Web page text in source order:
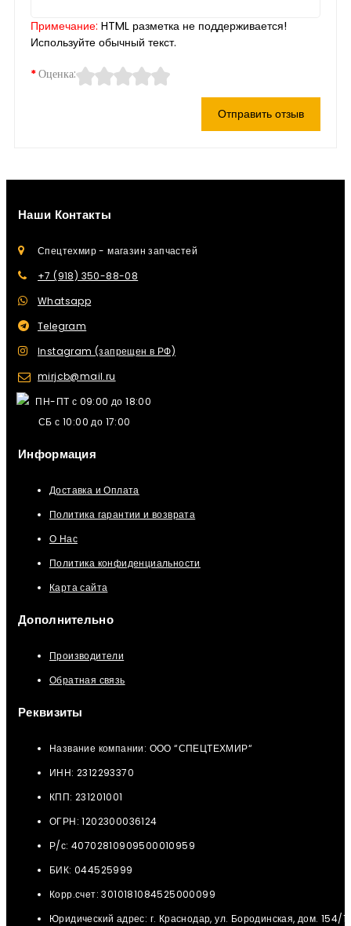
Примечание: HTML разметка не поддерживается!
Используйте обычный текст.
Оценка:
Отправить отзыв
Наши Контакты
Спецтехмир - магазин запчастей
+7 (918) 350-88-08
Whatsapp
Telegram
Instagram (запрещен в РФ)
mirjcb@mail.ru
ПН-ПТ с 09:00 до 18:00
СБ с 10:00 до 17:00
Информация
Доставка и Оплата
Политика гарантии и возврата
О Нас
Политика конфиденциальности
Карта сайта
Дополнительно
Производители
Обратная связь
Реквизиты
Название компании: ООО “СПЕЦТЕХМИР“
ИНН: 2312293370
КПП: 231201001
ОГРН: 1202300036124
Р/с: 40702810909500010959
БИК: 044525999
Корр.счет: 3010181084525000099
Юридический адрес: г. Краснодар, ул. Бородинская, дом. 154/